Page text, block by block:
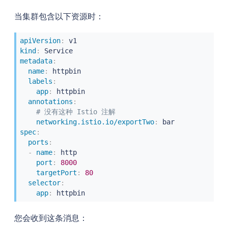
当集群包含以下资源时：
apiVersion:
v1
kind :
Service
metadata:
name:
httpbin
labels :
app:
httpbin
annotations :
# 没有这种 Istio 注解
networking.istio.io/exportTwo:
bar
spec:
ports :
-
name:
http
port :
8000
targetPort :
80
selector:
app: httpbin
您会收到这条消息：